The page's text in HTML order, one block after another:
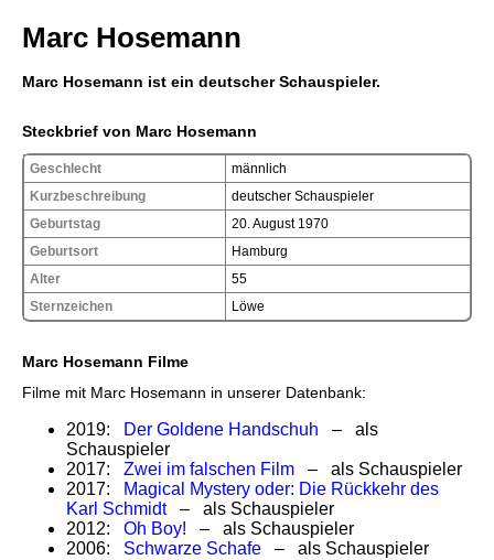
Marc Hosemann
Marc Hosemann ist ein deutscher Schauspieler.
Steckbrief von Marc Hosemann
Geschlecht
männlich
Kurzbeschreibung
deutscher Schauspieler
Geburtstag
20. August 1970
Geburtsort
Hamburg
Alter
55
Sternzeichen
Löwe
Marc Hosemann Filme
Filme mit Marc Hosemann in unserer Datenbank:
2019: Der Goldene Handschuh – als
Schauspieler
2017: Zwei im falschen Film – als Schauspieler
2017:
Magical Mystery oder: Die Rückkehr des
Karl Schmidt– als Schauspieler
2012: Oh Boy! – als Schauspieler
2006: Schwarze Schafe – als Schauspieler